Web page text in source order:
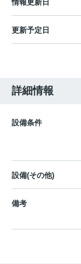
情報更新日
更新予定日
詳細情報
設備条件
設備(その他)
備考